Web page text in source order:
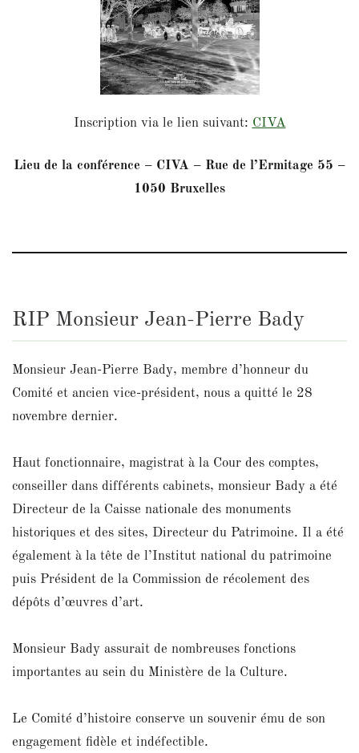
Inscription via le lien suivant: CIVA
Lieu de la conférence – CIVA – Rue de l’Ermitage 55 –
1050 Bruxelles
RIP Monsieur Jean-Pierre Bady
Monsieur Jean-Pierre Bady, membre d’honneur du
Comité et ancien vice-président, nous a quitté le 28
novembre dernier.
Haut fonctionnaire, magistrat à la Cour des comptes,
conseiller dans différents cabinets, monsieur Bady a été
Directeur de la Caisse nationale des monuments
historiques et des sites, Directeur du Patrimoine. Il a été
également à la tête de l’Institut national du patrimoine
puis Président de la Commission de récolement des
dépôts d’œuvres d’art.
Monsieur Bady assurait de nombreuses fonctions
importantes au sein du Ministère de la Culture.
Le Comité d’histoire conserve un souvenir ému de son
engagement fidèle et indéfectible.